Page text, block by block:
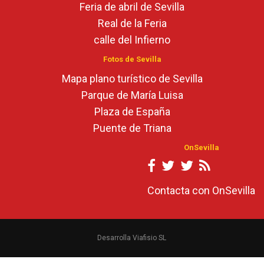
Feria de abril de Sevilla
Real de la Feria
calle del Infierno
Fotos de Sevilla
Mapa plano turístico de Sevilla
Parque de María Luisa
Plaza de España
Puente de Triana
OnSevilla
Contacta con OnSevilla
Desarrolla Viafisio SL